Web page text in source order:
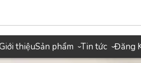
thiệuSản phẩm ›Tin tức ›Đăng